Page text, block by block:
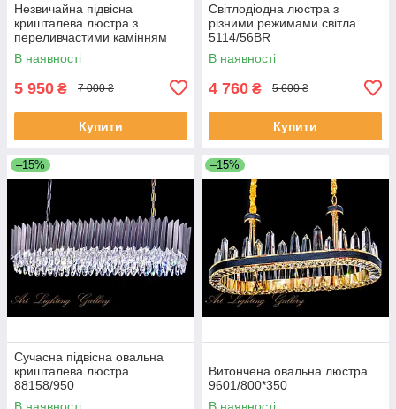
Незвичайна підвісна
кришталева люстра з
переливчастими камінням
J028/500
В наявності
5 950 ₴ 7 000 ₴
Купити
Світлодіодна люстра з
різними режимами світла
5114/56BR
В наявності
4 760 ₴ 5 600 ₴
Купити
–15%
Сучасна підвісна овальна
кришталева люстра
88158/950
–15%
Витончена овальна люстра
9601/800*350